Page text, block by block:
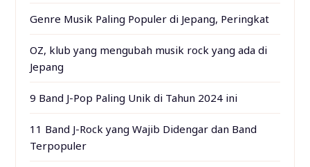
Genre Musik Paling Populer di Jepang, Peringkat
OZ, klub yang mengubah musik rock yang ada di
Jepang
9 Band J-Pop Paling Unik di Tahun 2024 ini
11 Band J-Rock yang Wajib Didengar dan Band
Terpopuler